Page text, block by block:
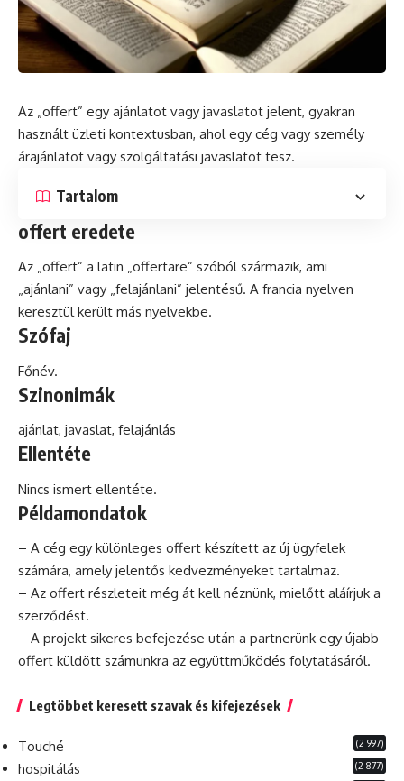
Az „offert” egy ajánlatot vagy javaslatot jelent, gyakran
használt üzleti kontextusban, ahol egy cég vagy személy
árajánlatot vagy szolgáltatási javaslatot tesz.
Tartalom
offert eredete
Az „offert” a latin „offertare” szóból származik, ami
„ajánlani” vagy „felajánlani” jelentésű. A francia nyelven
keresztül került más nyelvekbe.
Szófaj
Főnév.
Szinonimák
ajánlat, javaslat, felajánlás
Ellentéte
Nincs ismert ellentéte.
Példamondatok
– A cég egy különleges offert készített az új ügyfelek
számára, amely jelentős kedvezményeket tartalmaz.
– Az offert részleteit még át kell néznünk, mielőtt aláírjuk a
szerződést.
– A projekt sikeres befejezése után a partnerünk egy újabb
offert küldött számunkra az együttműködés folytatásáról.
Legtöbbet keresett szavak és kifejezések
Touché (2 997)
hospitálás (2 877)